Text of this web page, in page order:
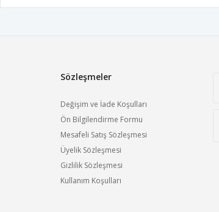
Sözleşmeler
Değişim ve İade Koşulları
Ön Bilgilendirme Formu
Mesafeli Satış Sözleşmesi
Üyelik Sözleşmesi
Gizlilik Sözleşmesi
Kullanım Koşulları